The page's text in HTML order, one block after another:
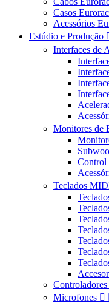
Casos
Acessórios
Estúdio e Produção
Interfaces de
Monitores de
Control
Teclados
Microfones 